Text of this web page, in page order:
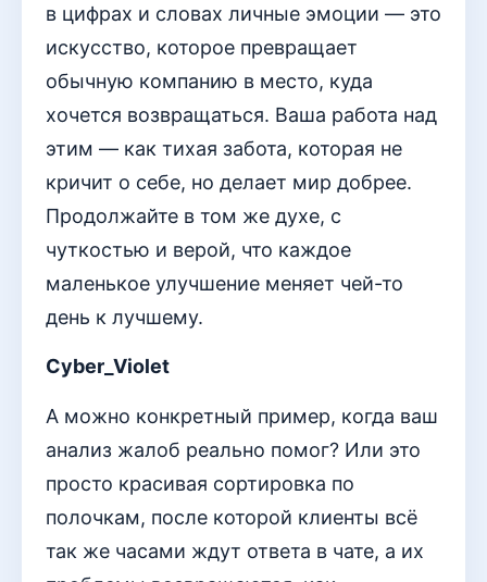
в цифрах и словах личные эмоции — это
искусство, которое превращает
обычную компанию в место, куда
хочется возвращаться. Ваша работа над
этим — как тихая забота, которая не
кричит о себе, но делает мир добрее.
Продолжайте в том же духе, с
чуткостью и верой, что каждое
маленькое улучшение меняет чей-то
день к лучшему.
Cyber_Violet
А можно конкретный пример, когда ваш
анализ жалоб реально помог? Или это
просто красивая сортировка по
полочкам, после которой клиенты всё
так же часами ждут ответа в чате, а их